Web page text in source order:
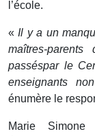
l’école.
« Il y a un
maîtres-
passéspar le
enseignants
énumère le
Marie